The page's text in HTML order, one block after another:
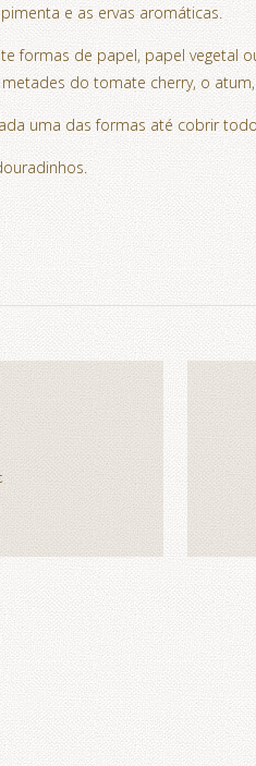
e as ervas aromáticas.
formas de papel, papel vegetal
do tomate cherry, o
uma das formas até cobrir